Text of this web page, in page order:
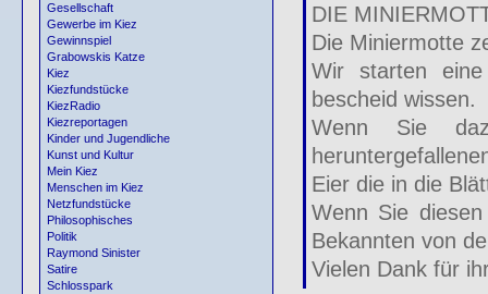
Gesellschaft
Gewerbe im Kiez
Gewinnspiel
Grabowskis Katze
Kiez
Kiezfundstücke
KiezRadio
Kiezreportagen
Kinder und Jugendliche
Kunst und Kultur
Mein Kiez
Menschen im Kiez
Netzfundstücke
Philosophisches
Politik
Raymond Sinister
Satire
Schlosspark
DIE
Die Miniermotte
Wir starten
bescheid wissen.
Wenn Sie
Eier die in die
Wenn Sie
Bekannten von
Vielen Dank für